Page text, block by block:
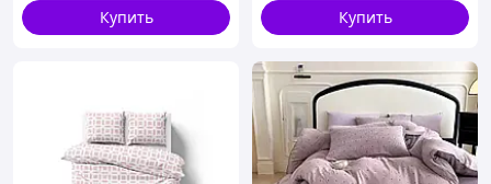
Купить Купить